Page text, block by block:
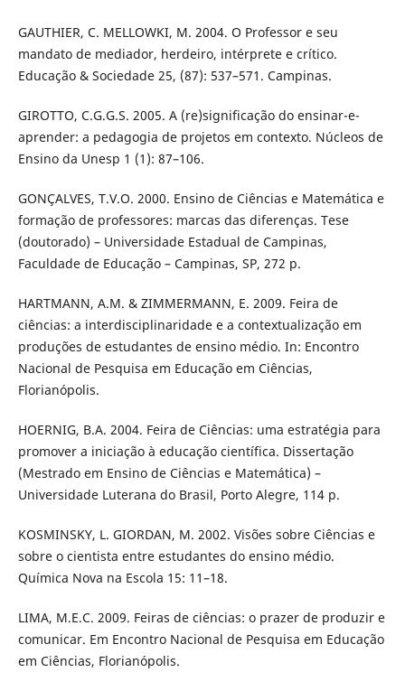
GAUTHIER, C. MELLOWKI, M. 2004. O Professor e seu
mandato de mediador, herdeiro, intérprete e crítico.
Educação & Sociedade 25, (87): 537–571. Campinas.
GIROTTO, C.G.G.S. 2005. A (re)significação do ensinar-e-
aprender: a pedagogia de projetos em contexto. Núcleos de
Ensino da Unesp 1 (1): 87–106.
GONÇALVES, T.V.O. 2000. Ensino de Ciências e Matemática e
formação de professores: marcas das diferenças. Tese
(doutorado) – Universidade Estadual de Campinas,
Faculdade de Educação – Campinas, SP, 272 p.
HARTMANN, A.M. & ZIMMERMANN, E. 2009. Feira de
ciências: a interdisciplinaridade e a contextualização em
produções de estudantes de ensino médio. In: Encontro
Nacional de Pesquisa em Educação em Ciências,
Florianópolis.
HOERNIG, B.A. 2004. Feira de Ciências: uma estratégia para
promover a iniciação à educação científica. Dissertação
(Mestrado em Ensino de Ciências e Matemática) –
Universidade Luterana do Brasil, Porto Alegre, 114 p.
KOSMINSKY, L. GIORDAN, M. 2002. Visões sobre Ciências e
sobre o cientista entre estudantes do ensino médio.
Química Nova na Escola 15: 11–18.
LIMA, M.E.C. 2009. Feiras de ciências: o prazer de produzir e
comunicar. Em Encontro Nacional de Pesquisa em Educação
em Ciências, Florianópolis.